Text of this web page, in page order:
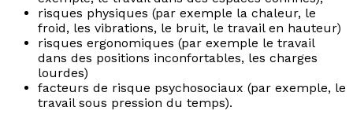
risques physiques (par exemple la chaleur, le
froid, les vibrations, le bruit, le travail en hauteur)
risques ergonomiques (par exemple le travail
dans des positions inconfortables, les charges
lourdes)
facteurs de risque psychosociaux (par exemple, le
travail sous pression du temps).